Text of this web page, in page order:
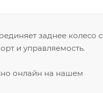
заднее колесо с
и управляемость.
онлайн на нашем